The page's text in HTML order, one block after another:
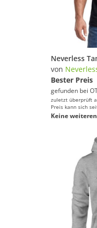
von
Bester Preis
gefunden bei
zuletzt überprüft
Preis kann sich
Keine